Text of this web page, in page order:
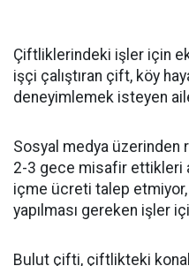
Çiftliklerindeki işler için
işçi çalıştıran çift, köy
deneyimlemek isteyen
Sosyal medya üzerinden
2-3 gece misafir ettikleri
içme ücreti talep etmiyor,
yapılması gereken işler
Bulut çifti, çiftlikteki